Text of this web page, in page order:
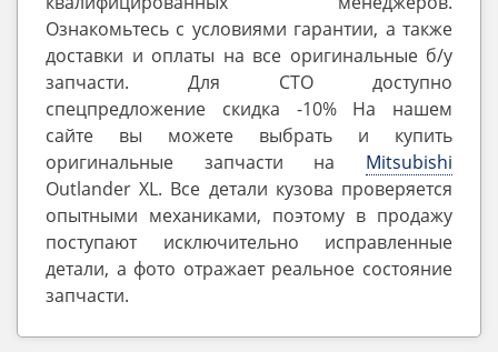
Ознакомьтесь с условиями гарантии, а также
доставки и оплаты на все оригинальные б/у
запчасти. Для СТО доступно
спецпредложение скидка -10% На нашем
сайте вы можете выбрать и купить
оригинальные запчасти на Mitsubishi
Outlander ‎XL. Все детали кузова проверяется
опытными механиками, поэтому в продажу
поступают исключительно исправленные
детали, а фото отражает реальное состояние
запчасти.